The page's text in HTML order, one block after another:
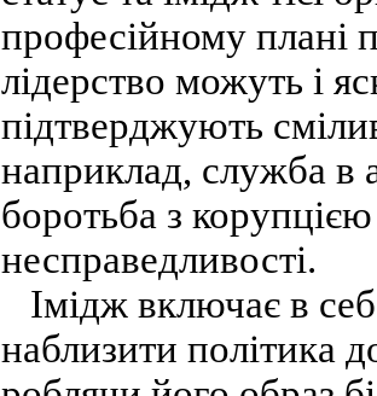
професійному плані
лідерство можуть і
підтверджують
наприклад, служба в
боротьба з
несправедливості.
Імідж включає в
наблизити політика